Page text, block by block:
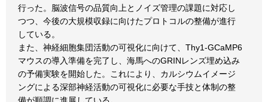
行った。脳波信号の品質向上とノイズ管理の課題に対応し
つつ、今後の大規模収録に向けたプロトコルの整備が進行
している。
また、神経細胞集団活動の可視化に向けて、Thy1-GCaMP6
マウスの導入準備を完了し、海馬へのGRINレンズ埋め込み
の予備実験を開始した。これにより、カルシウムイメージ
ングによる深部神経活動の可視化に必要な手技と体制の整